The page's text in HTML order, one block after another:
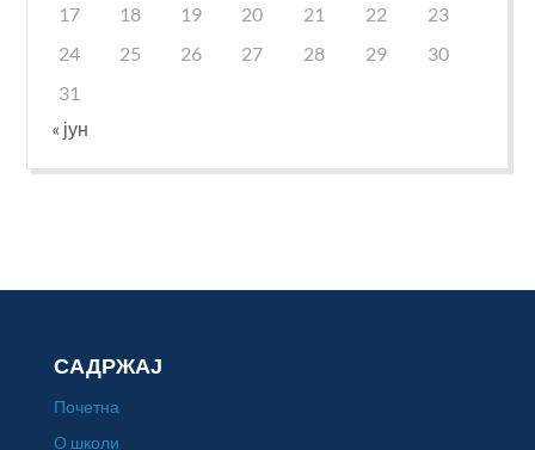
17
18 19 20 21 22
23
24
25 26 27 28 29
30
31
« јун
САДРЖАЈ
Почетна
О школи